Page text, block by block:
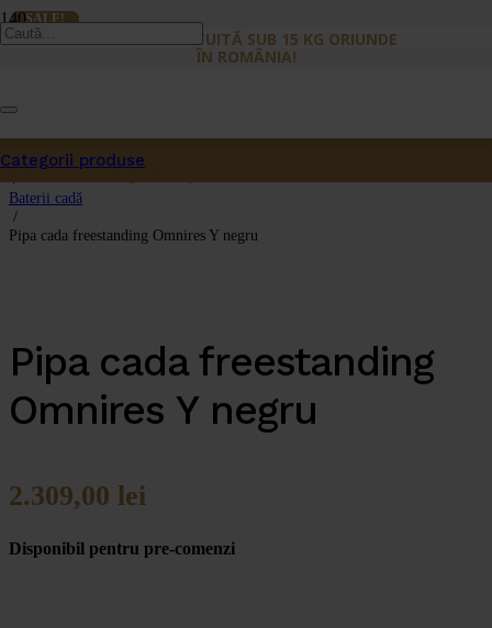
LIVRARE GRATUITĂ SUB 15 KG ORIUNDE
ÎN ROMÂNIA!
Produsa fost adăugat în coș.
Categorii produse
/
Baterii sanitare
/
Baterii cadă
/
Pipa cada freestanding Omnires Y negru
Pipa cada freestanding
Omnires Y negru
2.309,00 lei
Disponibil pentru pre-comenzi
SALE!
SALE!